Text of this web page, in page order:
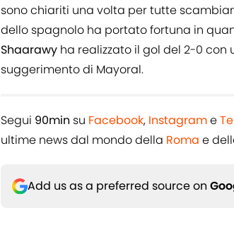
sono chiariti una volta per tutte
dello spagnolo ha portato fortuna in
Shaarawy ha realizzato il gol del 2-0 con
suggerimento di Mayoral.
Segui 90min su Facebook, Instagrame
ultime news dal mondo della Roma e
Add us as a preferred source on